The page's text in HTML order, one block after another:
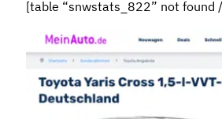
[table “snwstats_822” not found